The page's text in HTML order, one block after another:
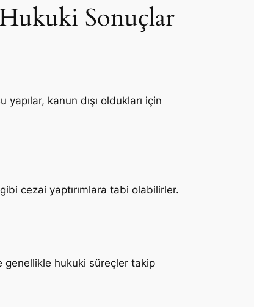
Hukuki Sonuçlar
kanun dışı oldukları için
gibi cezai yaptırımlara tabi olabilirler.
genellikle hukuki süreçler takip